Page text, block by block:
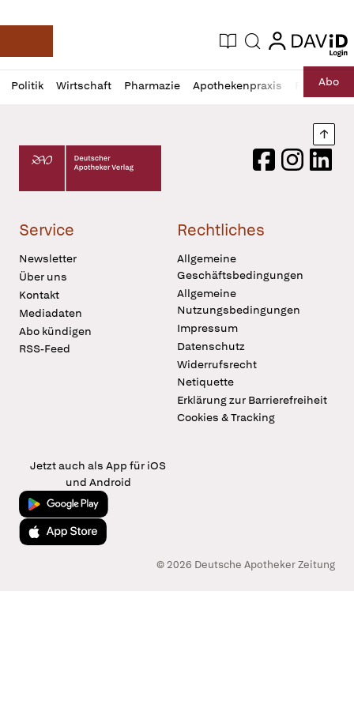
Deutsche Apotheker Zeitung
Aktuelle Ausgabe
Suche login
login
Politik Wirtschaft Pharmazie Apothekenpraxis RechtAbo
Profil
öffnen
Daz
Pur
Deutscher Apotheker Verlag Logo
FacebookInstagram
Service
Newsletter
Über uns
Kontakt
Mediadaten
Abo kündigen
RSS-Feed
Rechtliches
Allgemeine
Geschäftsbedingungen
Allgemeine
Nutzungsbedingungen
Impressum
Datenschutz
Widerrufsrecht
Netiquette
Erklärung zur Barrierefreiheit
Cookies & Tracking
Jetzt auch als App für iOS
und Android
Jetzt bei Google Play
Laden im App Store
© 2026 Deutsche Apotheker Zeitung